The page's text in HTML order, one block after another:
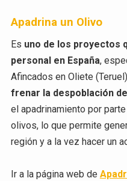
Apadrina un Olivo
Es uno de los proyectos
personal en España,
Afincados en Oliete
frenar la despoblación
el apadrinamiento por
olivos, lo que permite
región y a la vez hacer un
Ir a la página web de